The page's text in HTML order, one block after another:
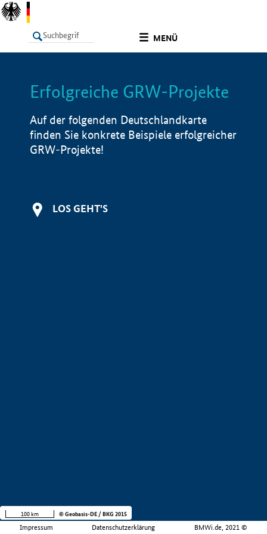
MENÜ
LISTE Info
Erfolgreiche GRW-Projekte
Auf der folgenden Deutschlandkarte
finden Sie konkrete Beispiele erfolgreicher
GRW-Projekte!
LOS GEHT'S
Impressum Datenschutzerklärung BMWi.de, 2021 ©
100 km © Geobasis-DE / BKG 2015